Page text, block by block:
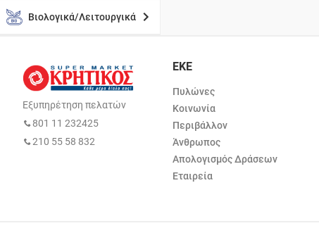
Βιολογικά/Λειτουργικά
Εξυπηρέτηση πελατών
801 11 232425
210 55 58 832
ΕΚΕ
Πυλώνες
Κοινωνία
Περιβάλλον
Άνθρωπος
Απολογισμός Δράσεων
Εταιρεία